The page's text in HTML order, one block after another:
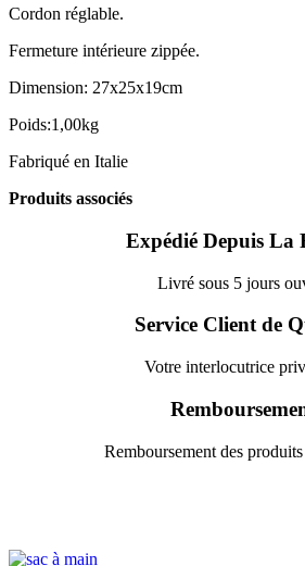
Cordon réglable.
Fermeture intérieure zippée.
Dimension: 27x25x19cm
Poids:1,00kg
Fabriqué en Italie
Produits associés
Expédié Depuis La
Livré sous 5 jours
Service Client de
Votre interlocutrice
Remboursement des